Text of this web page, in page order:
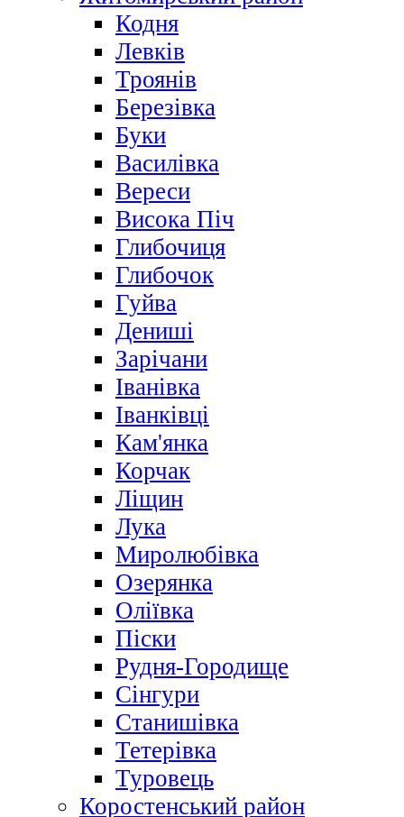
Кодня
Левків
Троянів
Березівка
Буки
Василівка
Вереси
Висока Піч
Глибочиця
Глибочок
Гуйва
Дениші
Зарічани
Іванівка
Іванківці
Кам'янка
Корчак
Ліщин
Лука
Миролюбівка
Озерянка
Оліївка
Піски
Рудня-Городище
Сінгури
Станишівка
Тетерівка
Туровець
Коростенський район